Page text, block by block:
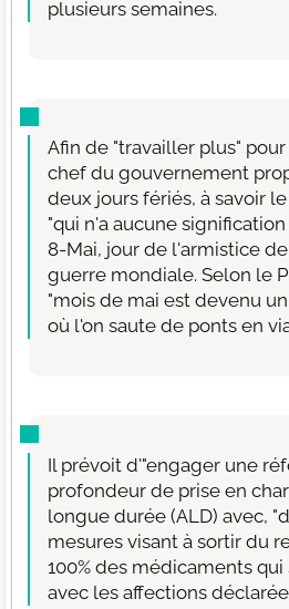
plusieurs semaines.
Afin de "travailler plus"
chef du gouvernement
deux jours fériés, à savoir
"qui n'a aucune
8-Mai, jour de l'armistice
guerre mondiale. Selon le
"mois de mai est devenu
où l'on saute de ponts en
Il prévoit d'"engager une
profondeur de prise en
longue durée (ALD) avec,
mesures visant à sortir du
100% des médicaments qui
avec les affections